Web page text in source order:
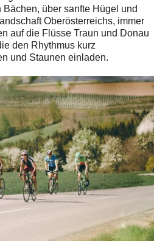
über sanfte Hügel und
Oberösterreichs, immer
auf die Flüsse Traun und Donau
den Rhythmus kurz
und Staunen einladen.